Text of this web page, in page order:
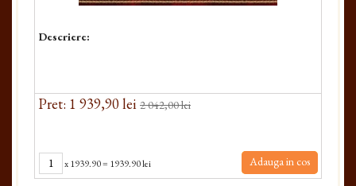
Descriere:
Pret: 1 939,90 lei 2 042,00 lei
x1939.90= 1939.90 lei Adauga in cos